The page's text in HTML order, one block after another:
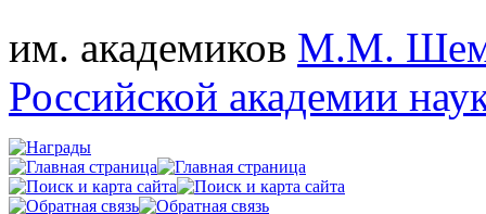
им. академиков М.М.
Российской академии